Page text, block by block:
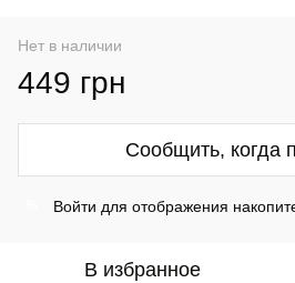
Нет в наличии
449 грн
Сообщить, когда
Войти для отображения
В избранное